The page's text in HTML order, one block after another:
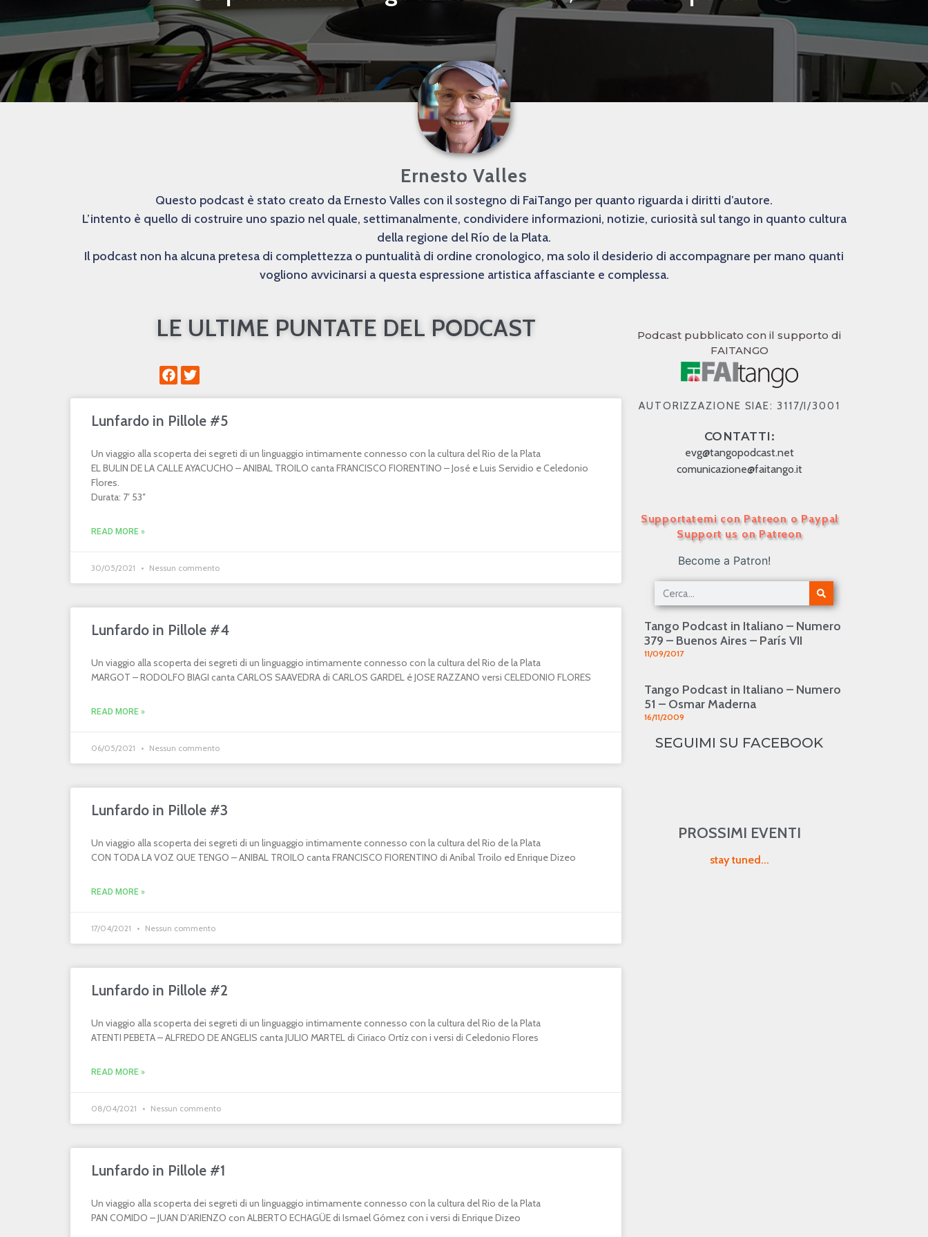
Ernesto Valles
Questo podcast è stato creato da Ernesto Valles con il sostegno di FaiTango per quanto riguarda i diritti d’autore.
L’intento è quello di costruire uno spazio nel quale, settimanalmente, condividere informazioni, notizie, curiosità sul tango in quanto cultura
della regione del Río de la Plata.
Il podcast non ha alcuna pretesa di complettezza o puntualità di ordine cronologico, ma solo il desiderio di accompagnare per mano quanti
vogliono avvicinarsi a questa espressione artistica affasciante e complessa.
LE ULTIME PUNTATE DEL PODCAST
Lunfardo in Pillole #5
Un viaggio alla scoperta dei segreti di un linguaggio intimamente connesso con la cultura del Rio de la Plata
EL BULIN DE LA CALLE AYACUCHO – ANIBAL TROILO canta FRANCISCO FIORENTINO – José e Luis Servidio e Celedonio
Flores.
Durata: 7′ 53″
READ MORE »
30/05/2021 Nessun commento
Lunfardo in Pillole #4
Un viaggio alla scoperta dei segreti di un linguaggio intimamente connesso con la cultura del Rio de la Plata
MARGOT – RODOLFO BIAGI canta CARLOS SAAVEDRA di CARLOS GARDEL é JOSE RAZZANO versi CELEDONIO FLORES
READ MORE »
06/05/2021 Nessun commento
Lunfardo in Pillole #3
Un viaggio alla scoperta dei segreti di un linguaggio intimamente connesso con la cultura del Rio de la Plata
CON TODA LA VOZ QUE TENGO – ANIBAL TROILO canta FRANCISCO FIORENTINO di Aníbal Troilo ed Enrique Dizeo
READ MORE »
17/04/2021 Nessun commento
Lunfardo in Pillole #2
Un viaggio alla scoperta dei segreti di un linguaggio intimamente connesso con la cultura del Rio de la Plata
ATENTI PEBETA – ALFREDO DE ANGELIS canta JULIO MARTEL di Ciriaco Ortíz con i versi di Celedonio Flores
READ MORE »
08/04/2021 Nessun commento
Lunfardo in Pillole #1
Un viaggio alla scoperta dei segreti di un linguaggio intimamente connesso con la cultura del Rio de la Plata
PAN COMIDO – JUAN D’ARIENZO con ALBERTO ECHAGÜE di Ismael Gómez con i versi di Enrique Dizeo
Podcast pubblicato con il supporto di
FAITANGO
AUTORIZZAZIONE SIAE: 3117/I/3001
CONTATTI:
evg@tangopodcast.net
comunicazione@faitango.it
Supportatemi con Patreon o Paypal
Support us on Patreon
Become a Patron!
Tango Podcast in Italiano – Numero
379 – Buenos Aires – París VII
11/09/2017
Tango Podcast in Italiano – Numero
51 – Osmar Maderna
16/11/2009
SEGUIMI SU FACEBOOK
PROSSIMI EVENTI
stay tuned...